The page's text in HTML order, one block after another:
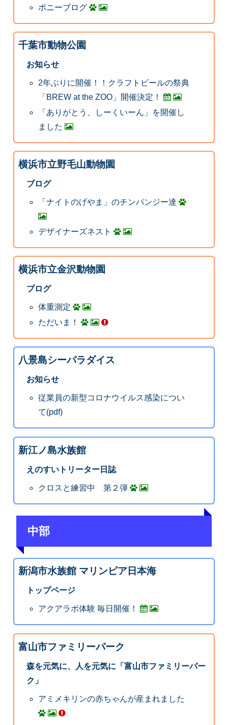
ポニーブログ
千葉市動物公園
お知らせ
2年ぶりに開催！！クラフトビールの祭典
「BREW at the ZOO」開催決定！
「ありがとう、しーくいーん」を開催し
ました
横浜市立野毛山動物園
ブログ
「ナイトのげやま」のチンパンジー達
デザイナーズネスト
横浜市立金沢動物園
ブログ
体重測定
ただいま！
八景島シーパラダイス
お知らせ
従業員の新型コロナウイルス感染につい
て(pdf)
新江ノ島水族館
えのすいトリーター日誌
クロスと練習中 第２弾
中部
新潟市水族館 マリンピア日本海
トップページ
アクアラボ体験 毎日開催！
富山市ファミリーパーク
森を元気に、人を元気に「富山市ファミリーパー
ク」
アミメキリンの赤ちゃんが産まれました